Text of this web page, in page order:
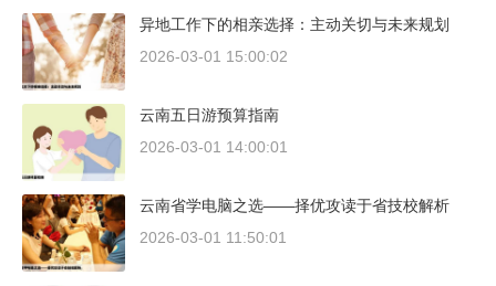
异地工作下的相亲选择：主动关切与未来规划
2026-03-01 15:00:02
云南五日游预算指南
2026-03-01 14:00:01
云南省学电脑之选——择优攻读于省技校解析
2026-03-01 11:50:01